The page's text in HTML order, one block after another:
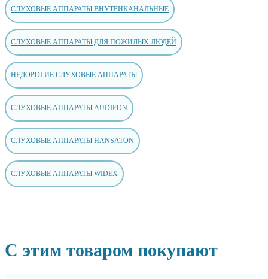
СЛУХОВЫЕ АППАРАТЫ ВНУТРИКАНАЛЬНЫЕ
СЛУХОВЫЕ АППАРАТЫ ДЛЯ ПОЖИЛЫХ ЛЮДЕЙ
НЕДОРОГИЕ СЛУХОВЫЕ АППАРАТЫ
СЛУХОВЫЕ АППАРАТЫ AUDIFON
СЛУХОВЫЕ АППАРАТЫ HANSATON
СЛУХОВЫЕ АППАРАТЫ WIDEX
С этим товаром покупают